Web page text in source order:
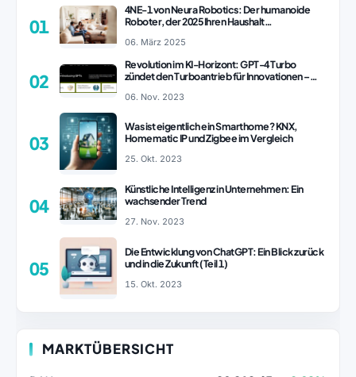
01
4NE-1 von Neura Robotics: Der humanoide
Roboter, der 2025 Ihren Haushalt
06. März 2025
02
Revolution im KI-Horizont: GPT-4 Turbo
zündet den Turboantrieb für Innovationen –
06. Nov. 2023
03
Was ist eigentlich ein Smarthome? KNX,
Homematic IP und Zigbee im Vergleich
25. Okt. 2023
04
Künstliche Intelligenz in Unternehmen: Ein
wachsender Trend
27. Nov. 2023
05
Die Entwicklung von ChatGPT: Ein Blick zurück
und in die Zukunft (Teil 1)
15. Okt. 2023
MARKTÜBERSICHT